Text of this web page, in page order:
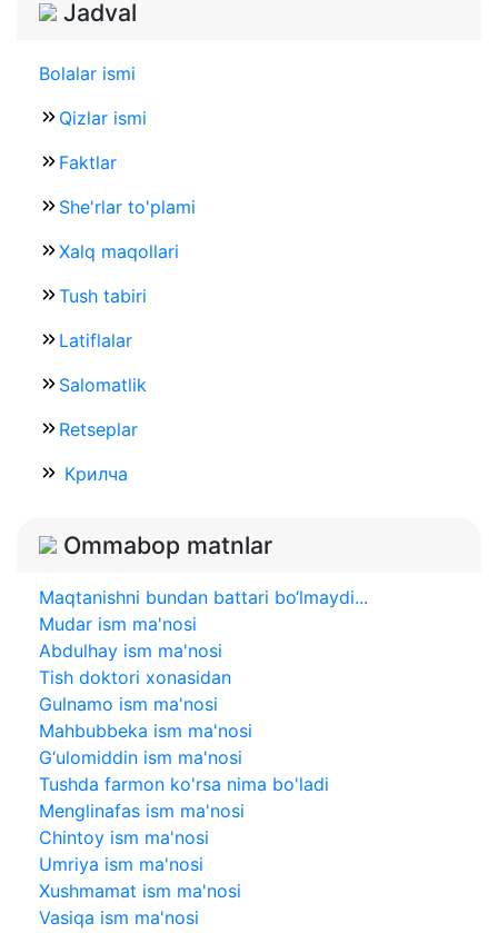
Jadval
Bolalar ismi
Qizlar ismi
Faktlar
She'rlar to'plami
Xalq maqollari
Tush tabiri
Latiflalar
Salomatlik
Retseplar
Крилча
Ommabop matnlar
Maqtanishni bundan battari bo‘lmaydi...
Mudar ism ma'nosi
Abdulhay ism ma'nosi
Tish doktori xonasidan
Gulnamo ism ma'nosi
Mahbubbeka ism ma'nosi
G‘ulomiddin ism ma'nosi
Tushda farmon ko'rsa nima bo'ladi
Menglinafas ism ma'nosi
Chintoy ism ma'nosi
Umriya ism ma'nosi
Xushmamat ism ma'nosi
Vasiqa ism ma'nosi